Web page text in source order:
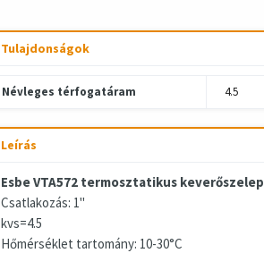
Tulajdonságok
Névleges térfogatáram 4.5
Leírás
Esbe VTA572 termosztatikus keverőszelep
Csatlakozás: 1"
kvs=4.5
Hőmérséklet tartomány: 10-30°C